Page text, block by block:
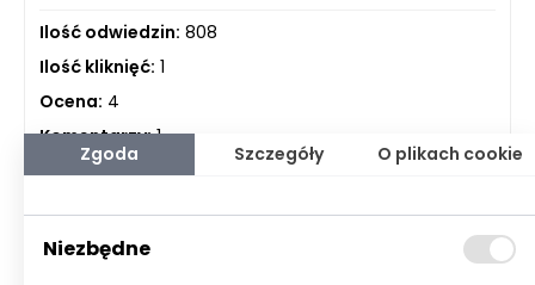
Ilość odwiedzin: 808
Ilość kliknięć: 1
Ocena: 4
Komentarzy:1
Data dodania: 15.04.2024
Zgoda Szczegóły O plikach cookie
Niezbędne